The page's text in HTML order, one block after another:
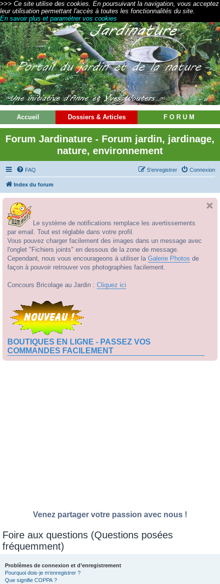
>>> Ce site utilise des cookies. En poursuivant la navigation, vous acceptez
leur utilisation permettant l'accès à toutes les fonctionnalités du site.
En savoir plus et paramétrer vos cookies
Accueil Dossiers & Articles F O R U M
Forum Jardinature - Forum jardin, jardinage,
nature, environnement
FAQ Connexion
S’enregistrer
Index du forum
Le système de notifications remplace les avertissements
par email. Tout est réglable dans votre profil.
Vous pouvez charger facilement des images dans un message avec
l'onglet "Fichiers joints" en dessous de la zone de message.
Cependant, nous vous encourageons à utiliser la Galerie Photos de
façon à pouvoir retrouver vos photographies facilement.
Concours Bricolage au Jardin : Cliquez ici
BOUTIQUES EN LIGNE - PASSEZ VOS
COMMANDES FACILEMENT
Venez partager votre passion avec nous !
Foire aux questions (Questions posées
fréquemment)
Problèmes de connexion et d’enregistrement
Pourquoi dois-je m’enregistrer ?
Que signifie COPPA ?